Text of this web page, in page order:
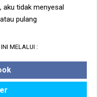
aku tidak menyesal
pulang
MELALUI :